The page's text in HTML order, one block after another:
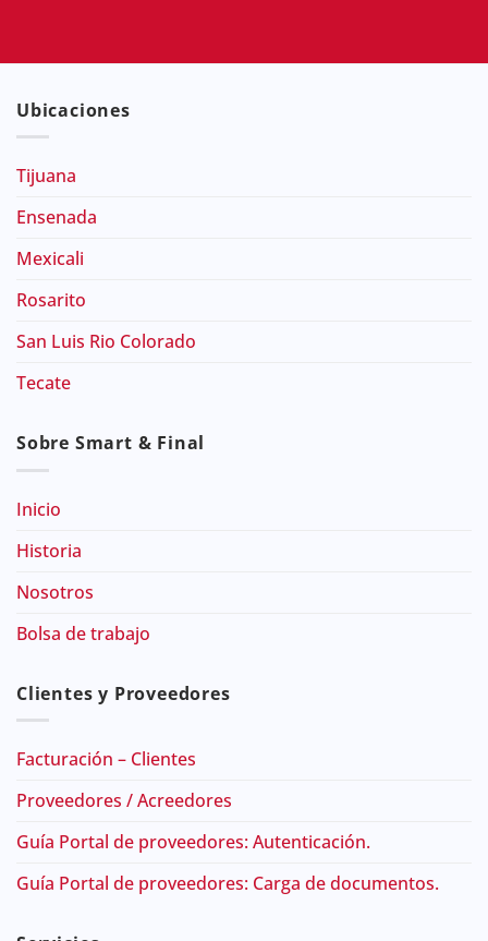
Ubicaciones
Tijuana
Ensenada
Mexicali
Rosarito
San Luis Rio Colorado
Tecate
Sobre Smart & Final
Inicio
Historia
Nosotros
Bolsa de trabajo
Clientes y Proveedores
Facturación – Clientes
Proveedores / Acreedores
Guía Portal de proveedores: Autenticación.
Guía Portal de proveedores: Carga de documentos.